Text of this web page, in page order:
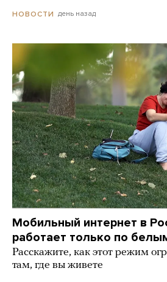
НОВОСТИ день назад
Мобильный интернет в
работает только по
Расскажите, как этот режим
там, где вы живете